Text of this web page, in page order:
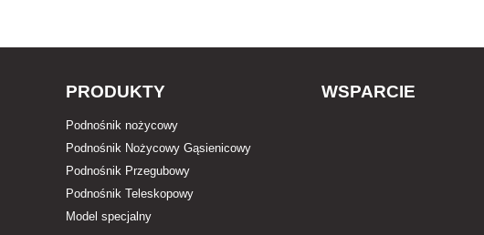
PRODUKTY
Podnośnik nożycowy
Podnośnik Nożycowy Gąsienicowy
Podnośnik Przegubowy
Podnośnik Teleskopowy
Model specjalny
WSPARCIE